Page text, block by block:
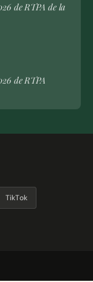
de RTPA de la
de RTPA
TikTok